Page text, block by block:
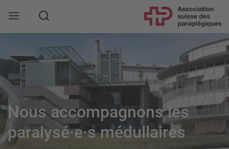
Rechercher
Nous accompagnons les
paralysé·e·s médullaires